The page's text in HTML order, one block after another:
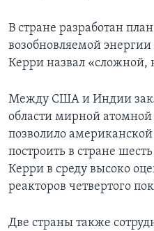
В стране разработан
возобновляемой
Керри назвал «сложной,
Между США и Индии
области мирной атомной
позволило
построить в стране
Керри в среду высоко
реакторов четвертого
Две страны также